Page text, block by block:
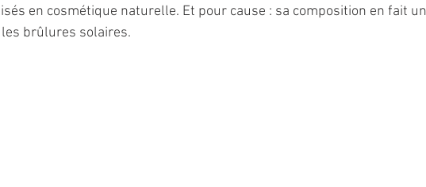
en cosmétique naturelle. Et pour cause : sa composition en fait un
brûlures solaires.